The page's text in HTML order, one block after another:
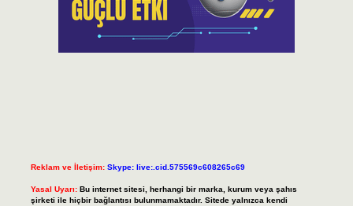
Reklam ve İletişim: Skype: live:.cid.575569c608265c69
Yasal Uyarı: Bu internet sitesi, herhangi bir marka, kurum veya şahıs
şirketi ile hiçbir bağlantısı bulunmamaktadır. Sitede yalnızca kendi